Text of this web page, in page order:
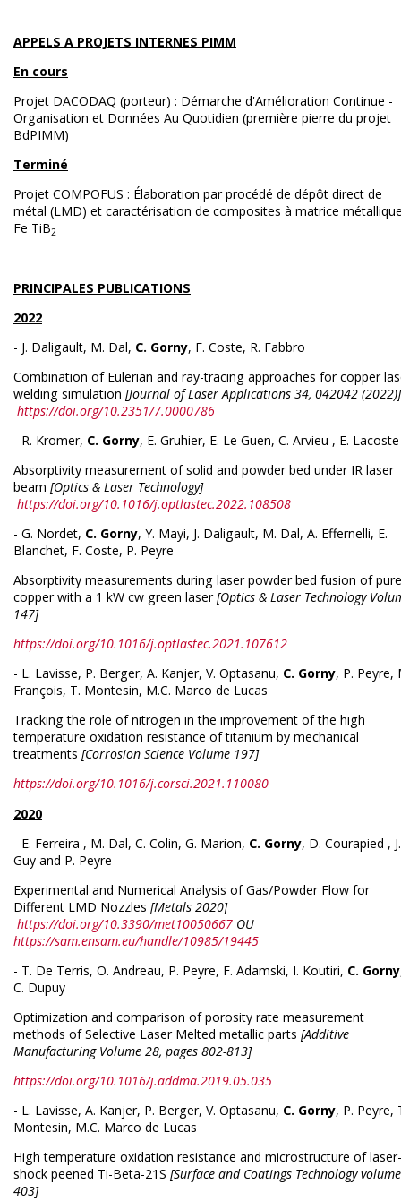
APPELS A PROJETS INTERNES PIMM
En cours
Projet DACODAQ (porteur) : Démarche d'Amélioration Continue -
Organisation et Données Au Quotidien (première pierre du projet
BdPIMM)
Terminé
Projet COMPOFUS : Élaboration par procédé de dépôt direct de
métal (LMD) et caractérisation de composites à matrice
Fe TiB2
PRINCIPALES PUBLICATIONS
2022
- J. Daligault, M. Dal, C. Gorny, F. Coste, R. Fabbro
Combination of Eulerian and ray-tracing approaches for copper
welding simulation [Journal of Laser Applications 34, 042042 (2022)]
https://doi.org/10.2351/7.0000786
- R. Kromer, C. Gorny, E. Gruhier, E. Le Guen, C. Arvieu , E. Lacoste
Absorptivity measurement of solid and powder bed under IR laser
beam [Optics & Laser Technology]
https://doi.org/10.1016/j.optlastec.2022.108508
- G. Nordet, C. Gorny, Y. Mayi, J. Daligault, M. Dal, A. Effernelli, E.
Blanchet, F. Coste, P. Peyre
Absorptivity measurements during laser powder bed fusion of pure
copper with a 1 kW cw green laser[Optics & Laser Technology
147]
https://doi.org/10.1016/j.optlastec.2021.107612
- L. Lavisse, P. Berger, A. Kanjer, V. Optasanu, C. Gorny, P. Peyre,
François, T. Montesin, M.C. Marco de Lucas
Tracking the role of nitrogen in the improvement of the high
temperature oxidation resistance of titanium by mechanical
treatments [Corrosion Science Volume 197]
https://doi.org/10.1016/j.corsci.2021.110080
2020
- E. Ferreira , M. Dal, C. Colin, G. Marion, C. Gorny, D. Courapied , J.
Guy and P. Peyre
Experimental and Numerical Analysis of Gas/Powder Flow for
Different LMD Nozzles [Metals 2020]
https://doi.org/10.3390/met10050667 OU
https://sam.ensam.eu/handle/10985/19445
- T. De Terris, O. Andreau, P. Peyre, F. Adamski, I. Koutiri, C. Gorny
C. Dupuy
Optimization and comparison of porosity rate measurement
methods of Selective Laser Melted metallic parts [Additive
Manufacturing Volume 28, pages 802-813]
https://doi.org/10.1016/j.addma.2019.05.035
- L. Lavisse, A. Kanjer, P. Berger, V. Optasanu, C. Gorny, P. Peyre,
Montesin, M.C. Marco de Lucas
High temperature oxidation resistance and microstructure of laser-
shock peened Ti-Beta-21S [Surface and Coatings Technology volume
403]